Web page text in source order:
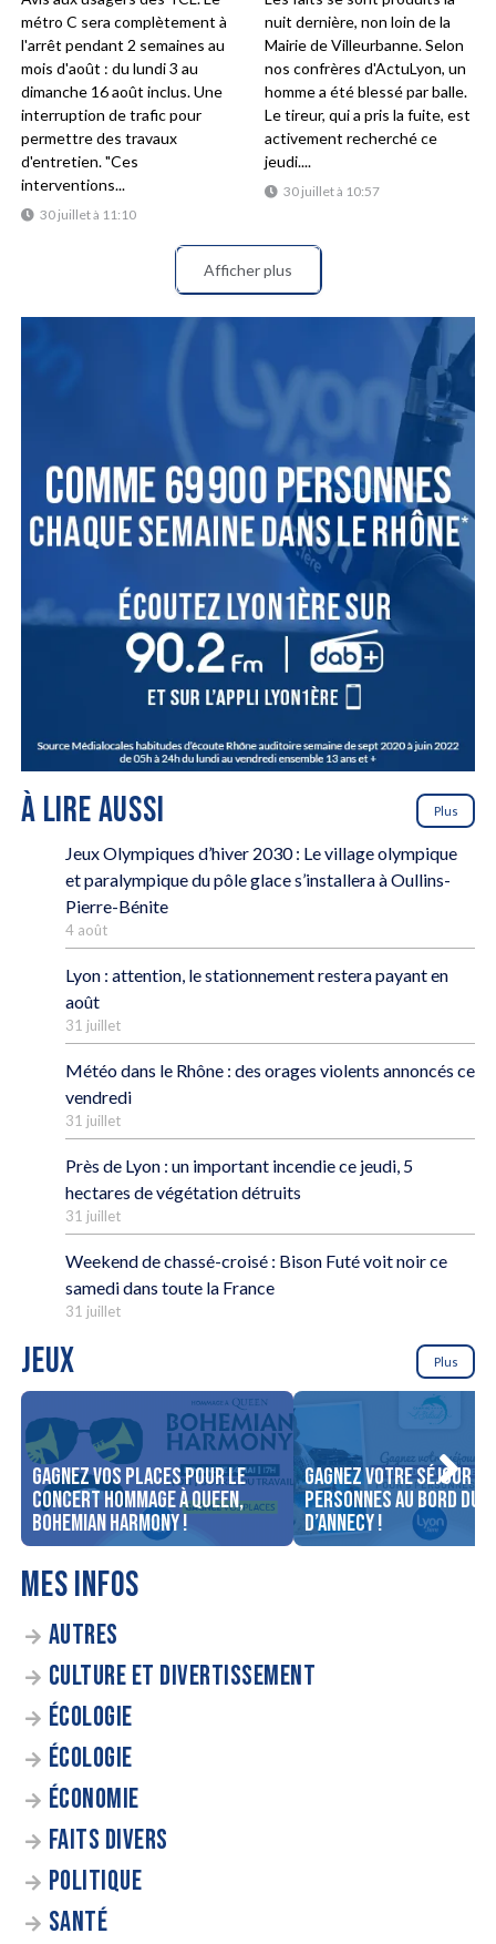
30 juillet à 11:10
métro C sera complètement à
l'arrêt pendant 2 semaines au
mois d'août : du lundi 3 au
dimanche 16 août inclus. Une
interruption de trafic pour
permettre des travaux
d'entretien. "Ces
interventions...
30 juillet à 10:57
nuit dernière, non loin de la
Mairie de Villeurbanne. Selon
nos confrères d'ActuLyon, un
homme a été blessé par balle.
Le tireur, qui a pris la fuite, est
activement recherché ce
jeudi....
Afficher plus
À LIRE AUSSI Plus
Jeux Olympiques d’hiver 2030 : Le village olympique
et paralympique du pôle glace s’installera à Oullins-
Pierre-Bénite
4 août
Lyon : attention, le stationnement restera payant en
août
31 juillet
Météo dans le Rhône : des orages violents annoncés ce
vendredi
31 juillet
Près de Lyon : un important incendie ce jeudi, 5
hectares de végétation détruits
31 juillet
Weekend de chassé-croisé : Bison Futé voit noir ce
samedi dans toute la France
31 juillet
JEUX Plus
Gagnez vos places pour le
concert Hommage à Queen,
Bohemian Harmony !
Gagnez votre séjour
personnes au bord du
d’Annecy !
MES INFOS
AUTRES
CULTURE ET DIVERTISSEMENT
ÉCOLOGIE
ÉCOLOGIE
ÉCONOMIE
FAITS DIVERS
POLITIQUE
SANTÉ